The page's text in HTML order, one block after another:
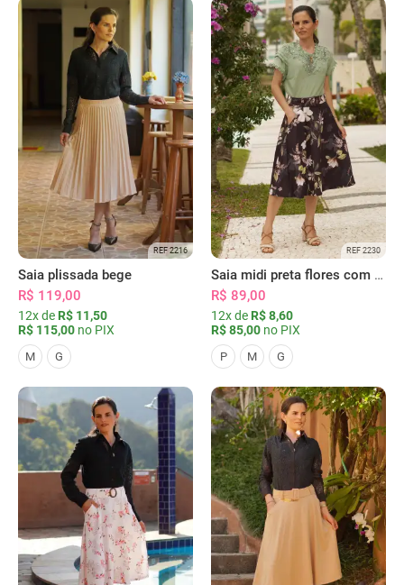
REF 2216
Saia plissada bege
R$ 119,00
12x de R$ 11,50
R$ 115,00 no PIX
M G
REF 2230
Saia midi preta flores com bolsos
R$ 89,00
12x de R$ 8,60
R$ 85,00 no PIX
P M G